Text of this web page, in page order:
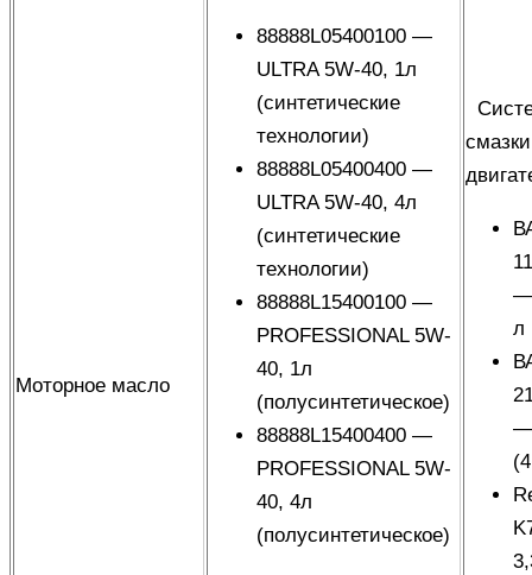
Моторное масло
88888L05400100 —
ULTRA 5W-40, 1л
(синтетические
технологии)
88888L05400400 —
ULTRA 5W-40, 4л
(синтетические
технологии)
88888L15400100 —
PROFESSIONAL 5W-
40, 1л
(полусинтетическое)
88888L15400400 —
PROFESSIONAL 5W-
40, 4л
(полусинтетическое)
смазки
—
л
—